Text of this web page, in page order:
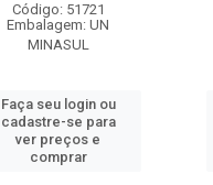
Código: 51721
Embalagem: UN
MINASUL
Faça seu login ou
cadastre-se para
ver preços e
comprar